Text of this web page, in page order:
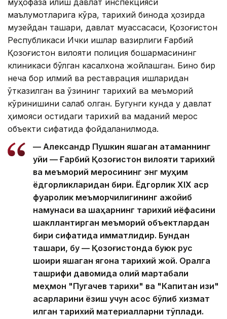
маълумотларига кўра, тарихий бинода ҳозирда
музейдан ташқари, давлат муассасаси, Қозоғистон
Республикаси Ички ишлар вазирлиги Ғарбий
Қозоғистон вилояти полиция бошқармасининг
клиникаси бўлган касалхона жойлашган. Бино бир
неча бор илмий ва реставрация ишларидан
ўтказилган ва ўзининг тарихий ва меъморий
кўринишини сақлаб қолган. Бугунги кунда у давлат
ҳимояси остидаги тарихий ва маданий мерос
объекти сифатида фойдаланилмоқда.
— Александр Пушкин яшаган атаманнинг
уйи — Ғарбий Қозоғистон вилояти тарихий
ва меъморий меросининг энг муҳим
ёдгорликларидан бири. Ёдгорлик XIX аср
фуқаролик меъморчилигининг ажойиб
намунаси ва шаҳарнинг тарихий қиёфасини
шакллантирган меъморий объектлардан
бири сифатида қимматлидир. Бундан
ташқари, бу — Қозоғистонда буюк рус
шоири яшаган ягона тарихий жой. Оралга
ташрифи давомида олий мартабали
меҳмон "Пугачев тарихи" ва "Капитан қизи"
асарларини ёзиш учун асос бўлиб хизмат
қилган тарихий материалларни тўплади.